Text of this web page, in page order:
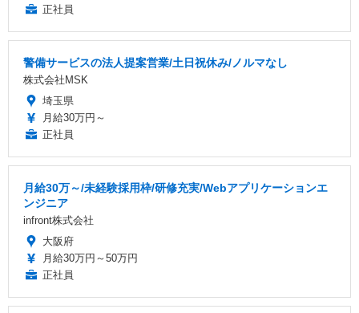
正社員
警備サービスの法人提案営業/土日祝休み/ノルマなし
株式会社MSK
埼玉県
月給30万円～
正社員
月給30万～/未経験採用枠/研修充実/Webアプリケーションエ
ンジニア
infront株式会社
大阪府
月給30万円～50万円
正社員